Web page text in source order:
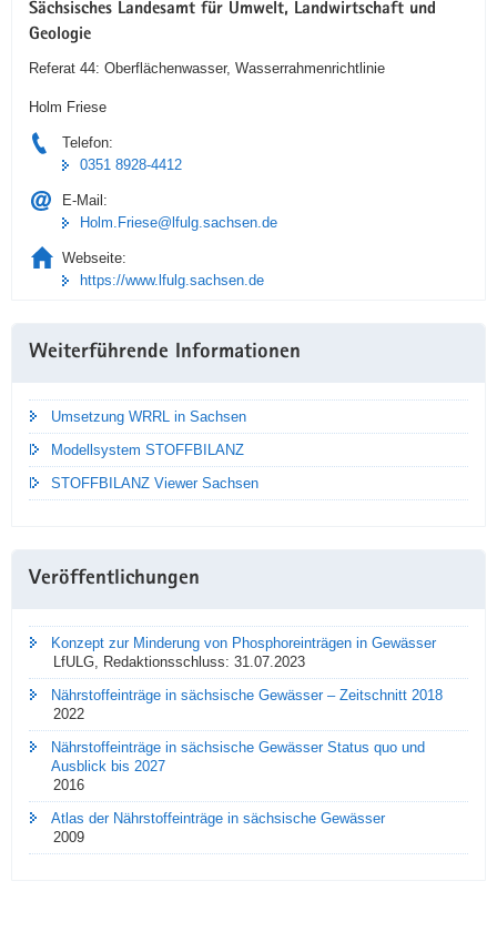
Sächsisches Landesamt für Umwelt, Landwirtschaft und
Geologie
Referat 44: Oberflächenwasser, Wasserrahmenrichtlinie
Holm Friese
Telefon:
0351 8928-4412
E-Mail:
Holm.Friese@lfulg.sachsen.de
Webseite:
https://www.lfulg.sachsen.de
Weiterführende Informationen
Umsetzung WRRL in Sachsen
Modellsystem STOFFBILANZ
STOFFBILANZ Viewer Sachsen
Veröffentlichungen
Konzept zur Minderung von Phosphoreinträgen in Gewässer
LfULG, Redaktionsschluss: 31.07.2023
Nährstoffeinträge in sächsische Gewässer – Zeitschnitt 2018
2022
Nährstoffeinträge in sächsische Gewässer Status quo und
Ausblick bis 2027
2016
Atlas der Nährstoffeinträge in sächsische Gewässer
2009